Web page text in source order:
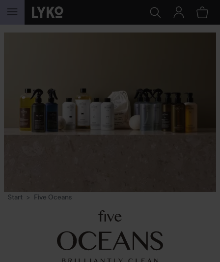
GA NAAR INHOUD
Start Five Oceans
Five
Oceans